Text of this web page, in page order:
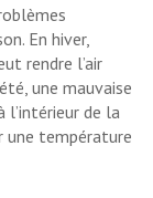
En hiver,
rendre l’air
une mauvaise
de la
une température